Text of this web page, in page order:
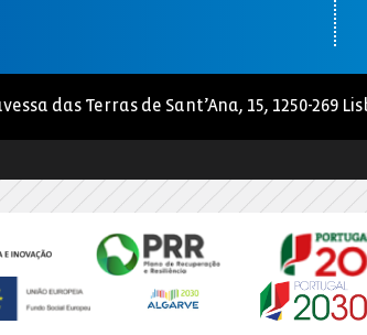
das Terras de Sant’Ana, 15, 1250-269